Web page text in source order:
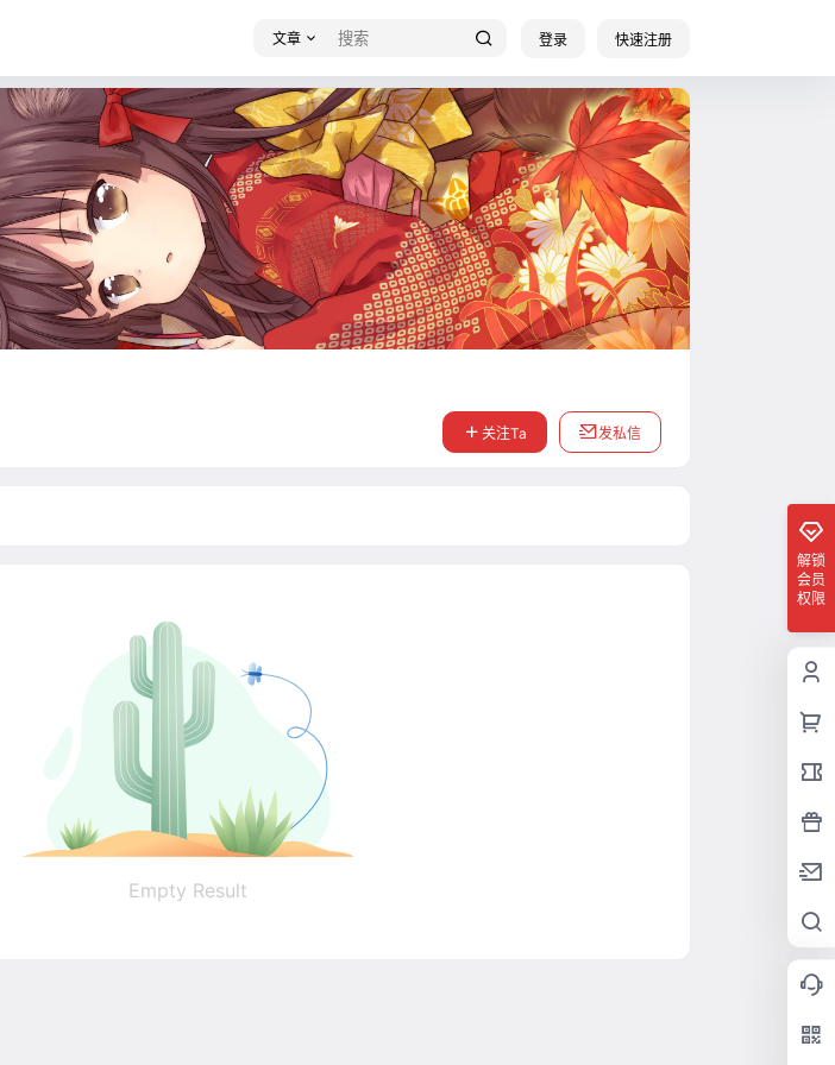
文章 登录 快速注册
关注Ta
发私信
Empty Result
解锁
会员
权限